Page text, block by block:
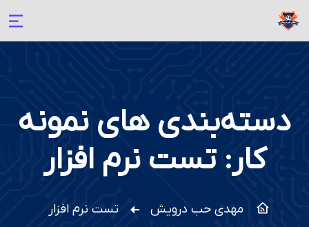
دسته‌بندی های نمونه
کار: تست نرم افزار
مهدی حب درویش تست نرم افزار